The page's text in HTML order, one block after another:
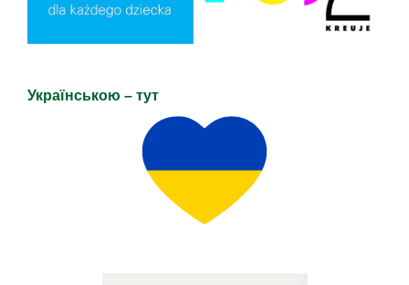
Українською – тут